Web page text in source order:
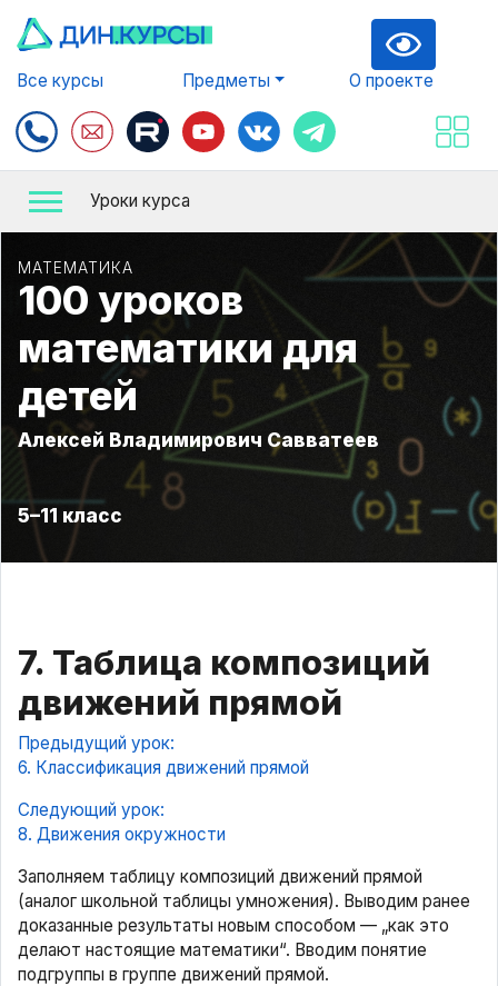
Все курсы Предметы О проекте
Уроки курса
МАТЕМАТИКА
100 уроков
математики для
детей
Алексей Владимирович Савватеев
5–11 класс
7. Таблица композиций
движений прямой
Предыдущий урок:
6. Классификация движений прямой
Следующий урок:
8. Движения окружности
Заполняем таблицу композиций движений прямой
(аналог школьной таблицы умножения). Выводим ранее
доказанные результаты новым способом — „как это
делают настоящие математики“. Вводим понятие
подгруппы в группе движений прямой.